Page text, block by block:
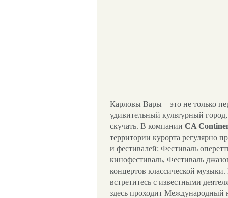
Карловы Вары – это не только
удивительный культурный
скучать. В компании CA
территории курорта регулярно
и фестивалей: Фестиваль
кинофестиваль, Фестиваль
концертов классической
встретитесь с известными
здесь проходит Международный